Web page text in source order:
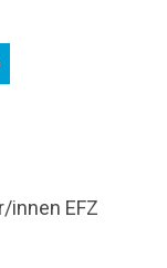
innen EFZ